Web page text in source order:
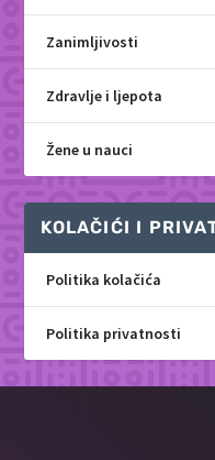
Zanimljivosti
Zdravlje i ljepota
Žene u nauci
KOLAČIĆI I
Politika kolačića
Politika privatnosti